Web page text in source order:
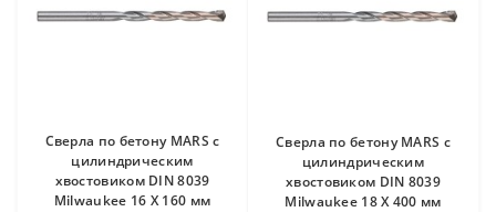
Сверла по бетону MARS с
цилиндрическим
хвостовиком DIN 8039
Milwaukee 16 X 160 мм
Сверла по бетону MARS с
цилиндрическим
хвостовиком DIN 8039
Milwaukee 18 X 400 мм